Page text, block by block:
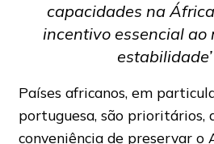
capacidades na
incentivo essencial ao
estabilidade’
Países africanos, em
portuguesa, são prioritários,
conveniência de preservar o